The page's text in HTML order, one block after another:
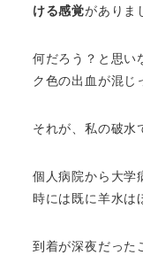
ける感覚がありま
何だろう？と思い
ク色の出血が混じ
それが、私の破水
個人病院から大学
時には既に羊水は
到着が深夜だった